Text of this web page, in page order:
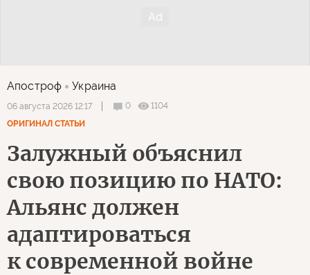
Апостроф Украина
06 августа 2026 12:17 0
1104
ОРИГИНАЛ СТАТЬИ
Залужный объяснил
свою позицию по НАТО:
Альянс должен
адаптироваться
к современной войне